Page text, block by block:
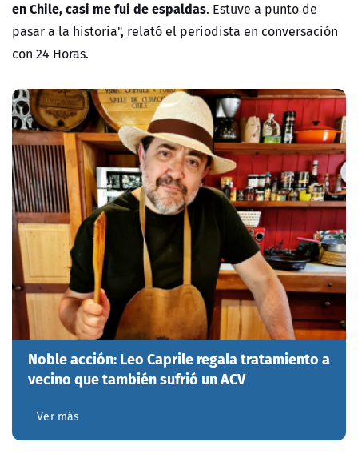
en Chile, casi me fui de espaldas. Estuve a punto de
pasar a la historia", relató el periodista en conversación
con 24 Horas.
Noble acción: Leo Caprile regala tratamiento a
vecino que también sufrió un ACV
Ver más